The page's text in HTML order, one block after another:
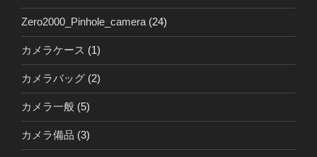
Zero2000_Pinhole_camera (24)
カメラケース (1)
カメラバッグ (2)
カメラ一般 (5)
カメラ備品 (3)